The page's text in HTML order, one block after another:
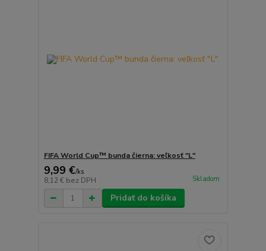
FIFA World Cup™ bunda čierna: veľkosť "L"
9,99 €/ks
8,12 € bez DPH Skladom
Pridať do košíka